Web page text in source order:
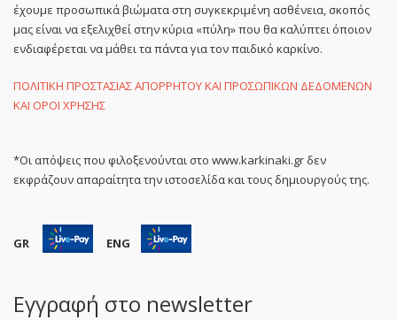
έχουμε προσωπικά βιώματα στη συγκεκριμένη ασθένεια, σκοπός
μας είναι να εξελιχθεί στην κύρια «πύλη» που θα καλύπτει όποιον
ενδιαφέρεται να μάθει τα πάντα για τον παιδικό καρκίνο.
ΠΟΛΙΤΙΚΗ ΠΡΟΣΤΑΣΙΑΣ ΑΠΟΡΡΗΤΟΥ ΚΑΙ ΠΡΟΣΩΠΙΚΩΝ ΔΕΔΟΜΕΝΩΝ
ΚΑΙ ΟΡΟΙ ΧΡΗΣΗΣ
*Οι απόψεις που φιλοξενούνται στο www.karkinaki.gr δεν
εκφράζουν απαραίτητα την ιστοσελίδα και τους δημιουργούς της.
GR ENG
Εγγραφή στο newsletter